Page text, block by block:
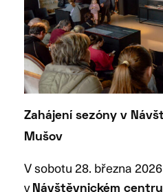
Zahájení sezóny v
Mušov
V sobotu 28. března
v Návštěvnickém